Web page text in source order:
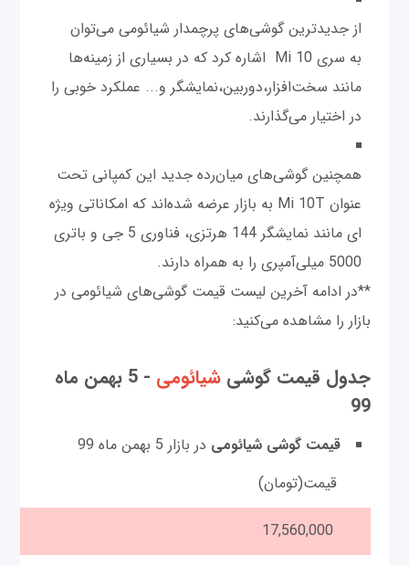
از جدیدترین گوشی‌های پرچمدار شیائومی می‌توان
به سری Mi 10 اشاره کرد که در بسیاری از زمینه‌ها
مانند سخت‌افزار،دوربین،نمایشگر و... عملکرد خوبی را
در اختیار می‌گذارند.
همچنین گوشی‌های میان‌رده جدید این کمپانی تحت
عنوان Mi 10T به بازار عرضه شده‌اند که امکاناتی ویژه
ای مانند نمایشگر 144 هرتزی، فناوری 5 جی و باتری
5000 میلی‌آمپری را به همراه دارند.
**در ادامه آخرین لیست قیمت گوشی‌های شیائومی در
بازار را مشاهده می‌کنید:
جدول قیمت گوشی‌ شیائومی
- 5 بهمن ماه
99
قیمت گوشی شیائومی در بازار 5 بهمن ماه 99
قیمت(تومان)
17,560,000